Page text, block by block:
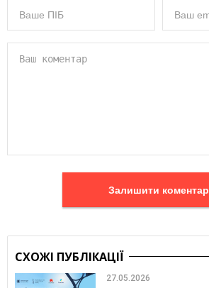
Залишити коментар
СХОЖІ ПУБЛІКАЦІЇ
27.05.2026